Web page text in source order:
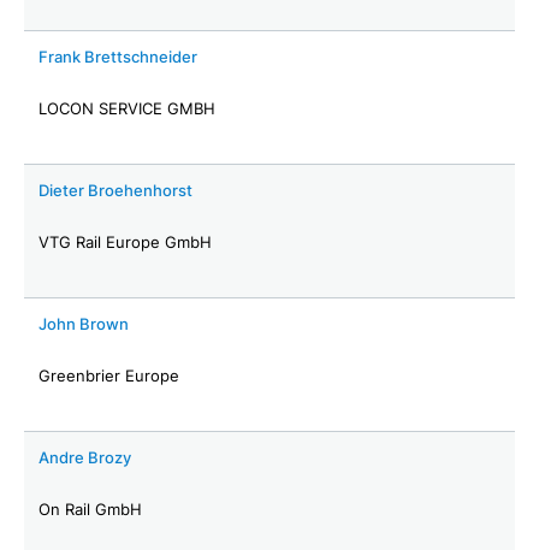
Frank Brettschneider
LOCON SERVICE GMBH
Dieter Broehenhorst
VTG Rail Europe GmbH
John Brown
Greenbrier Europe
Andre Brozy
On Rail GmbH